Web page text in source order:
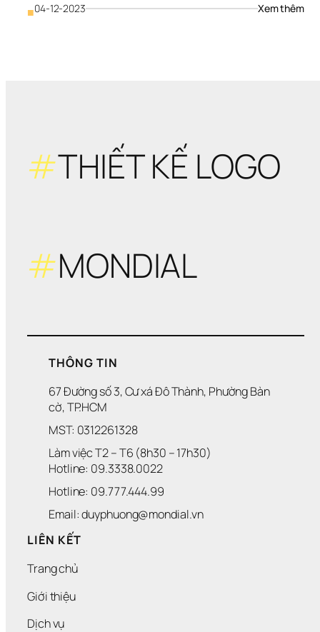
■04-12-2023 Xem thêm:
#THIẾT KẾ LOGO
#MONDIAL
THÔNG TIN
67 Đường số 3, Cư xá Đô Thành, Phường Bàn
cờ, TP.HCM
MST: 0312261328
Làm việc T2 – T6 (8h30 – 17h30)
Hotline: 09.3338.0022
Hotline: 09.777.444.99
Email: duyphuong@mondial.vn
LIÊN KẾT
Trang chủ
Giới thiệu
Dịch vụ